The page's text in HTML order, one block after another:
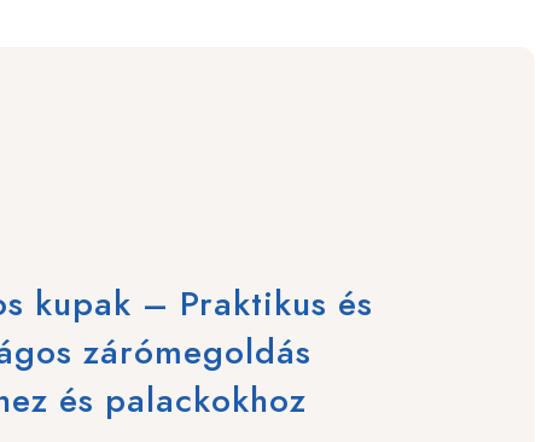
kupak – Praktikus és
zárómegoldás
és palackokhoz